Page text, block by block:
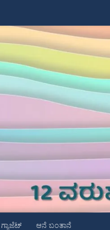
ಗ್ಯಾಜೆಟ್ ಆನೆ ಬಂತಾನೆ